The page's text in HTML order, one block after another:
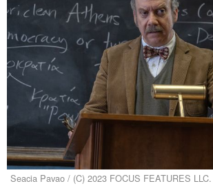
Seacia Pavao / (C) 2023 FOCUS FEATURES LLC.